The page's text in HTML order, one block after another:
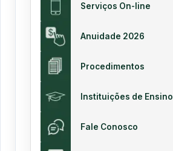
Serviços On-line
Anuidade 2026
Procedimentos
Instituições de Ensino
Fale Conosco